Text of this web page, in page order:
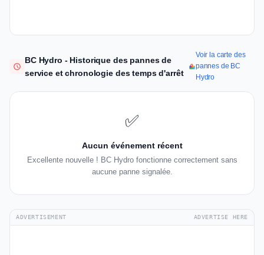
BC Hydro - Historique des pannes de
service et chronologie des temps d'arrêt
Voir la carte des
pannes de BC
Hydro
✅
Aucun événement récent
Excellente nouvelle ! BC Hydro fonctionne correctement sans
aucune panne signalée.
ADVERTISEMENT ADVERTISE HERE